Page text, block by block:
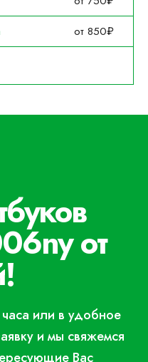
от 850₽
от
или в удобное
и мы свяжемся
Вас